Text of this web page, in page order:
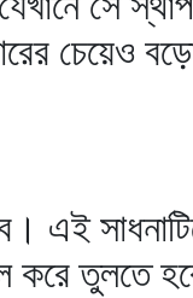
চেয়েও
এই
করে তুলতে